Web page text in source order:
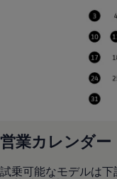
2020
2019
2018
2017
2016
2015
リコール関
セーフティ
営業カレンダー
試乗可能なモデルは